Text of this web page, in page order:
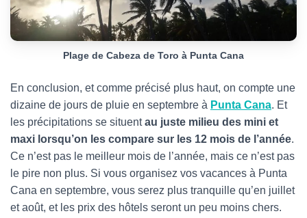
Plage de Cabeza de Toro à Punta Cana
En conclusion, et comme précisé plus haut, on compte une
dizaine de jours de pluie en septembre à Punta Cana. Et
les précipitations se situentau juste milieu des mini et
maxi lorsqu’on les compare sur les 12 mois de l’année.
Ce n’est pas le meilleur mois de l’année, mais ce n’est pas
le pire non plus. Si vous organisez vos vacances à Punta
Cana en septembre, vous serez plus tranquille qu’en juillet
et août, et les prix des hôtels seront un peu moins chers.